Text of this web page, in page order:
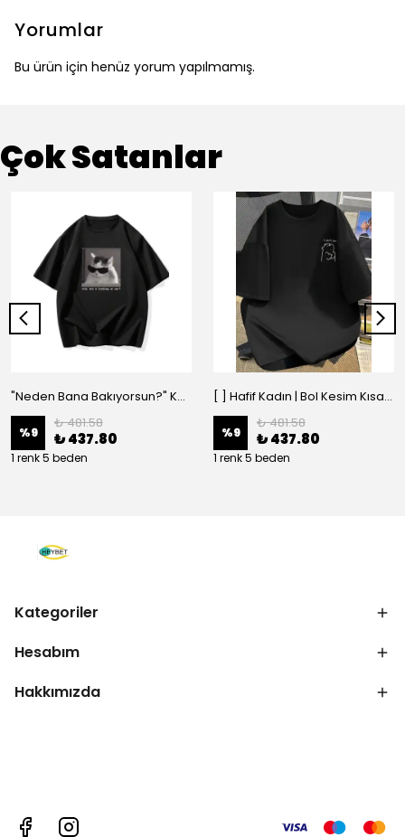
Yorumlar
Bu ürün için henüz yorum yapılmamış.
Çok Satanlar
"Neden Bana Bakıyorsun?" Komik Kedi Grafik Tişört - Dijital Baskılı Siyah Bol - Siyah
%9
₺ 481.58
₺ 437.80
1 renk 5 beden
[ ] Hafif Kadın | Bol Kesim Kısa Kollu Yuvarlak Yaka Eğlenceli Karikatür Ayı ve - Siyah
%9
₺ 481.58
₺ 437.80
1 renk 5 beden
Kategoriler
Hesabım
Hakkımızda